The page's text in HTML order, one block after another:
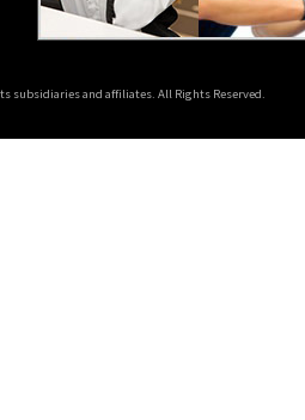
subsidiaries and affiliates. All Rights Reserved.